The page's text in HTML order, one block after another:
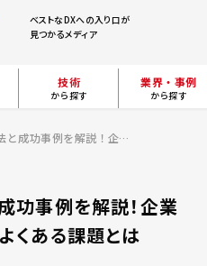
ベストなDXへの入り口が
見つかるメディア
技術
から探す
業界・事例
から探す
DX人材育成の方法と成功事例を解説！企業が実践するステップとよくある課題とは
功事例を解説！企業
くある課題とは